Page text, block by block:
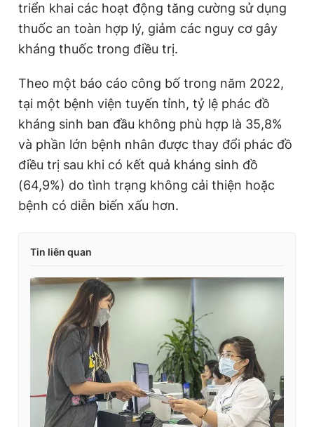
triển khai các hoạt động tăng cường sử dụng
thuốc an toàn hợp lý, giảm các nguy cơ gây
kháng thuốc trong điều trị.
Theo một báo cáo công bố trong năm 2022,
tại một bệnh viện tuyến tỉnh, tỷ lệ phác đồ
kháng sinh ban đầu không phù hợp là 35,8%
và phần lớn bệnh nhân được thay đổi phác đồ
điều trị sau khi có kết quả kháng sinh đồ
(64,9%) do tình trạng không cải thiện hoặc
bệnh có diễn biến xấu hơn.
Tin liên quan